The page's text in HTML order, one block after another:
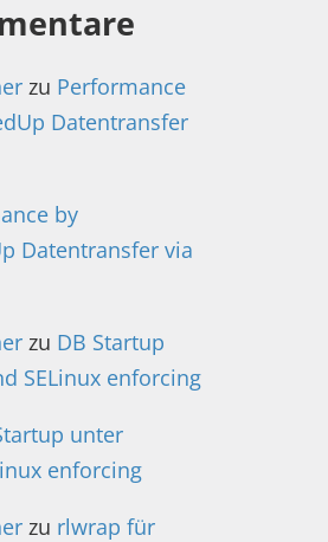
zu Performance
Datentransfer
by
Datentransfer via
zu DB Startup
SELinux enforcing
unter
enforcing
zu rlwrap für